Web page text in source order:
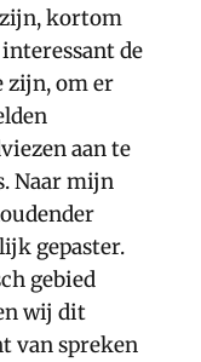
zijn, kortom
de
zijn, om er
aan te
Naar mijn
gepaster.
gebied
wij dit
van spreken